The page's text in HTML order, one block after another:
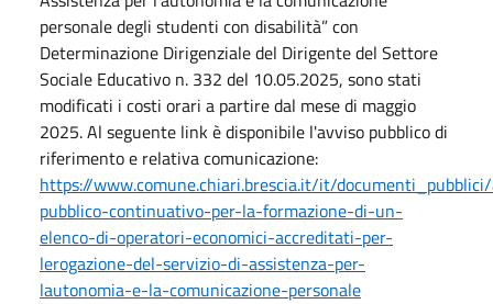
personale degli studenti con disabilità” con
Determinazione Dirigenziale del Dirigente del Settore
Sociale Educativo n. 332 del 10.05.2025, sono stati
modificati i costi orari a partire dal mese di maggio
2025. Al seguente link è disponibile l'avviso pubblico di
riferimento e relativa comunicazione:
https://www.comune.chiari.brescia.it/it/
pubblico-continuativo-per-la-formazione-di-un-
elenco-di-operatori-economici-accreditati-per-
lerogazione-del-servizio-di-assistenza-per-
lautonomia-e-la-comunicazione-personale